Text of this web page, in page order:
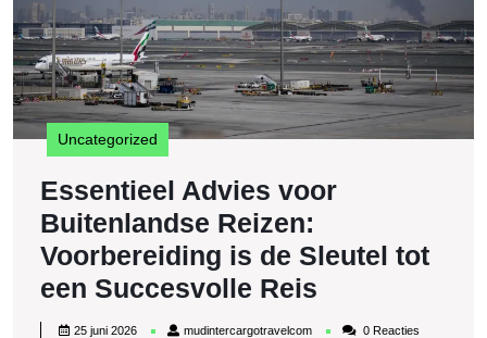
Uncategorized
Essentieel Advies voor
Buitenlandse Reizen:
Voorbereiding is de Sleutel tot
een Succesvolle Reis
Advies
25 juni 202625
mudintercargotravelcommudintercargotravelcom
0 Reacties